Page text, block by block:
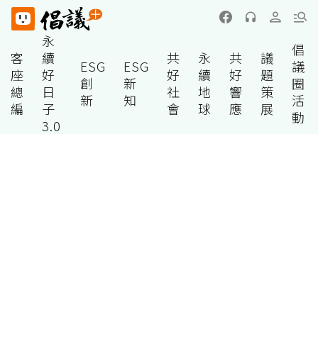
客
座
總
編
永
續
好
日
子
3.0
ESG
創
新
ESG
新
知
共
好
社
會
永
續
地
球
共
好
響
應
議
題
策
展
倡
議
圈
活
動